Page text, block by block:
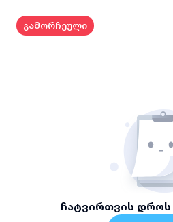
ნარჩენების გატანის სფეროში
უსაფრთხოების და გარემოს
მომსახურების არეალი და
მომსახურება
გამორჩეული
ჩატვირთვის